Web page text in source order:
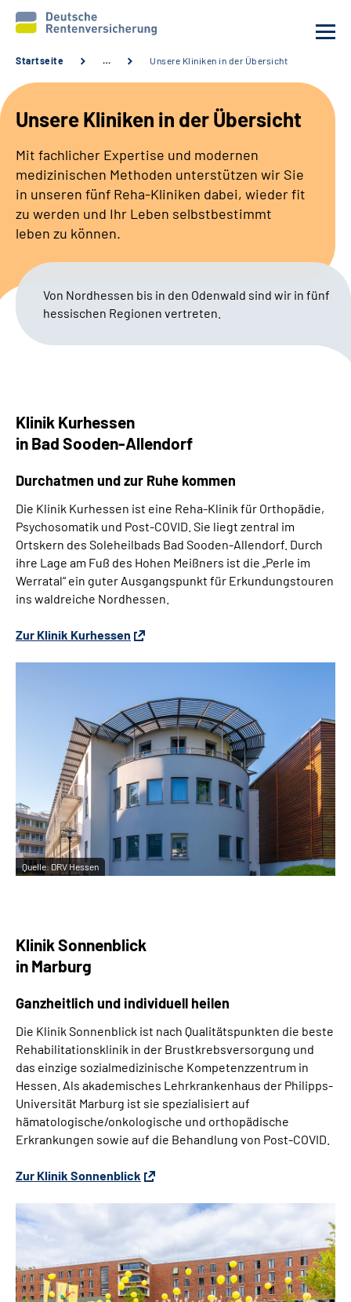
Unsere Kliniken
Behandlungsangebot
Aktuelles
Karriere
Sozialdienste & Zuweisende
Erweiterte Suche
Gebärdensprache
Startseite … Unsere Kliniken in der Übersicht
Unsere Kliniken in der Übersicht
Mit fachlicher Expertise und modernen
medizinischen Methoden unterstützen wir Sie
in unseren fünf Reha-Kliniken dabei, wieder fit
zu werden und Ihr Leben selbstbestimmt
leben zu können.
Von Nordhessen bis in den Odenwald sind wir in fünf
hessischen Regionen vertreten.
Klinik Kurhessen
in Bad Sooden-Allendorf
Durchatmen und zur Ruhe kommen
Die Klinik Kurhessen ist eine Reha-Klinik für Orthopädie,
Psychosomatik und Post-COVID. Sie liegt zentral im
Ortskern des Soleheilbads Bad Sooden-Allendorf. Durch
ihre Lage am Fuß des Hohen Meißners ist die „Perle im
Werratal“ ein guter Ausgangspunkt für Erkundungstouren
ins waldreiche Nordhessen.
Zur Klinik Kurhessen
Quelle:DRV Hessen
Klinik Sonnenblick
in Marburg
Ganzheitlich und individuell heilen
Die Klinik Sonnenblick ist nach Qualitätspunkten die beste
Rehabilitationsklinik in der Brustkrebsversorgung und
das einzige sozialmedizinische Kompetenzzentrum in
Hessen. Als akademisches Lehrkrankenhaus der Philipps-
Universität Marburg ist sie spezialisiert auf
hämatologische/onkologische und orthopädische
Erkrankungen sowie auf die Behandlung von Post-COVID.
Zur Klinik Sonnenblick